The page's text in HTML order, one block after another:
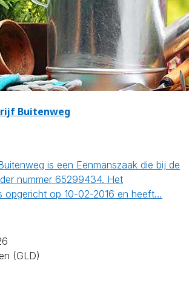
Buitenweg
is een Eenmanszaak die bij de
nummer 65299434. Het
opgericht op 10-02-2016 en heeft…
(GLD)